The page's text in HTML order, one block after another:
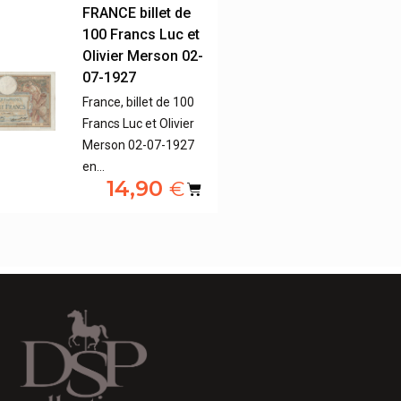
FRANCE billet de
100 Francs Luc et
Olivier Merson 02-
07-1927
France, billet de 100
Francs Luc et Olivier
Merson 02-07-1927
en…
14,90 €